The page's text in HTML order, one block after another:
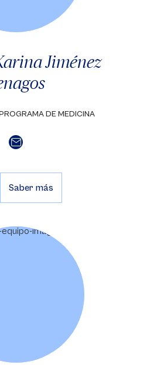
Jiménez
DE MEDICINA
Saber más